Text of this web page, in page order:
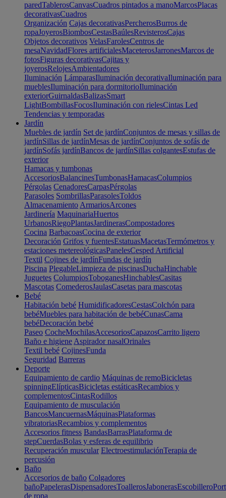
paredTablerosCanvasCuadros pintados a manoMarcosPlacas
decorativasCuadros
Organización Cajas decorativasPercherosBurros de
ropaJoyerosBiombosCestasBaúlesRevisterosCajas
Objetos decorativos VelasFarolesCentros de
mesaNavidadFlores artificialesMaceterosJarronesMarcos de
fotosFiguras decorativasCajitas y
joyerosRelojesAmbientadores
Iluminación LámparasIluminación decorativaIluminación para
mueblesIluminación para dormitorioIluminación
exteriorGuirnaldasBalizasSmart
LightBombillasFocosIluminación con rielesCintas Led
Tendencias y temporadas
Jardín
Muebles de jardín Set de jardínConjuntos de mesas y sillas de
jardínSillas de jardínMesas de jardínConjuntos de sofás de
jardínSofás jardínBancos de jardínSillas colgantesEstufas de
exterior
Hamacas y tumbonas
AccesoriosBalancinesTumbonasHamacasColumpios
Pérgolas CenadoresCarpasPérgolas
Parasoles SombrillasParasolesToldos
Almacenamiento ArmariosArcones
Jardinería MaquinariaHuertos
UrbanosRiegoPlantasJardinerasCompostadores
Cocina BarbacoasCocina de exterior
Decoración Grifos y fuentesEstatuasMacetasTermómetros y
estaciones metereológicasPanelesCesped Artificial
Textil Cojines de jardínFundas de jardín
Piscina PlegableLimpieza de piscinasDuchaHinchable
Juguetes ColumpiosToboganesHinchablesCasitas
Mascotas ComederosJaulasCasetas para mascotas
Bebé
Habitación bebé HumidificadoresCestasColchón para
bebéMuebles para habitación de bebéCunasCama
bebéDecoración bebé
Paseo CocheMochilasAccesoriosCapazosCarrito ligero
Baño e higiene Aspirador nasalOrinales
Textil bebé CojinesFunda
Seguridad Barreras
Deporte
Equipamiento de cardio Máquinas de remoBicicletas
spinningElípticasBicicletas estáticasRecambios y
complementosCintasRodillos
Equipamiento de musculación
BancosMancuernasMáquinasPlataformas
vibratoriasRecambios y complementos
Accesorios fitness BandasBarrasPlataforma de
stepCuerdasBolas y esferas de equilibrio
Recuperación muscular ElectroestimulaciónTerapia de
percusión
Baño
Accesorios de baño Colgadores
bañoPapelerasDispensadoresToallerosJabonerasEscobillero
de ropa